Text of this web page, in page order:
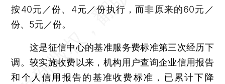
按40元／份、4元／份执行，而非原来的60元／
份、5元／份。
这是征信中心的基准服务费标准第三次经历下
调。较实施收费以来，机构用户查询企业信用报告
和个人信用报告的基准收费标准，已累计下降